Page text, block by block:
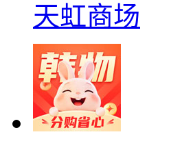
天虹商场